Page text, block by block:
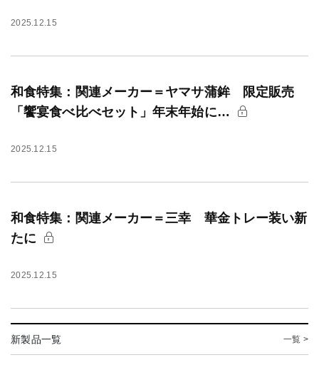
2025.12.15
和食特集：関連メーカー＝ヤマサ蒲鉾 限定販売
「饗宴食べ比べセット」年末年始に…
2025.12.15
和食特集：関連メーカー＝三幸 華金トレー装い新
たに
2025.12.15
新製品一覧 一覧 >